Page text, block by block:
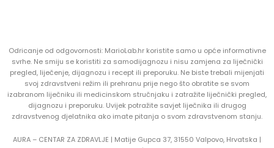
Odricanje od odgovornosti: MarioLab.hr koristite samo u opće informativne
svrhe. Ne smiju se koristiti za samodijagnozu i nisu zamjena za liječnički
pregled, liječenje, dijagnozu i recept ili preporuku. Ne biste trebali mijenjati
svoj zdravstveni režim ili prehranu prije nego što obratite se svom
izabranom liječniku ili medicinskom stručnjaku i zatražite liječnički pregled,
dijagnozu i preporuku. Uvijek potražite savjet liječnika ili drugog
zdravstvenog djelatnika ako imate pitanja o svom zdravstvenom stanju.
AURA – CENTAR ZA ZDRAVLJE | Matije Gupca 37, 31550 Valpovo, Hrvatska |